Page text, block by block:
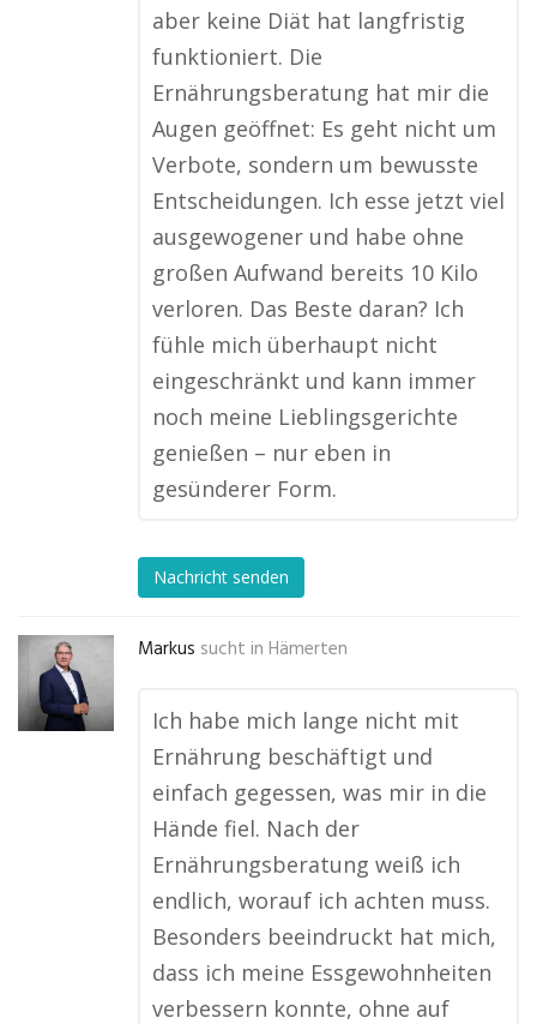
aber keine Diät hat langfristig
funktioniert. Die
Ernährungsberatung hat mir die
Augen geöffnet: Es geht nicht um
Verbote, sondern um bewusste
Entscheidungen. Ich esse jetzt viel
ausgewogener und habe ohne
großen Aufwand bereits 10 Kilo
verloren. Das Beste daran? Ich
fühle mich überhaupt nicht
eingeschränkt und kann immer
noch meine Lieblingsgerichte
genießen – nur eben in
gesünderer Form.
Nachricht senden
Markus sucht in Hämerten
Ich habe mich lange nicht mit
Ernährung beschäftigt und
einfach gegessen, was mir in die
Hände fiel. Nach der
Ernährungsberatung weiß ich
endlich, worauf ich achten muss.
Besonders beeindruckt hat mich,
dass ich meine Essgewohnheiten
verbessern konnte, ohne auf